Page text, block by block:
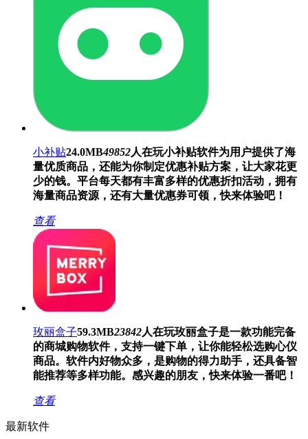
小补贴24.0MB49852人在玩小补贴软件为用户提供了海
量优质商品，还能为你制定优惠补贴方案，让大家花更
少的钱。平台每天都有丰富多样的优惠折扣活动，拥有
海量商品资源，还有大量优惠券可领，快来体验吧！
查看
玫丽盒子59.3MB23842人在玩玫丽盒子是一款功能完备
的商城购物软件，支持一键下单，让你能轻松选购心仪
商品。软件内好物众多，是购物的得力助手，还具备智
能推荐等多样功能。感兴趣的朋友，快来体验一番吧！
查看
最新软件